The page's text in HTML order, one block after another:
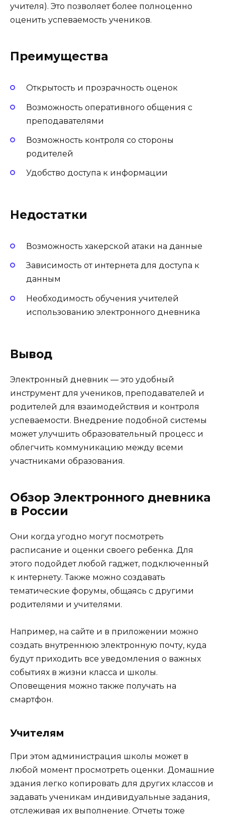
учителя). Это позволяет более полноценно
оценить успеваемость учеников.
Преимущества
Открытость и прозрачность оценок
Возможность оперативного общения с
преподавателями
Возможность контроля со стороны
родителей
Удобство доступа к информации
Недостатки
Возможность хакерской атаки на данные
Зависимость от интернета для доступа к
данным
Необходимость обучения учителей
использованию электронного дневника
Вывод
Электронный дневник — это удобный
инструмент для учеников, преподавателей и
родителей для взаимодействия и контроля
успеваемости. Внедрение подобной системы
может улучшить образовательный процесс и
облегчить коммуникацию между всеми
участниками образования.
Обзор Электронного дневника
в России
Они когда угодно могут посмотреть
расписание и оценки своего ребенка. Для
этого подойдет любой гаджет, подключенный
к интернету. Также можно создавать
тематические форумы, общаясь с другими
родителями и учителями.
Например, на сайте и в приложении можно
создать внутреннюю электронную почту, куда
будут приходить все уведомления о важных
событиях в жизни класса и школы.
Оповещения можно также получать на
смартфон.
Учителям
При этом администрация школы может в
любой момент просмотреть оценки. Домашние
здания легко копировать для других классов и
задавать ученикам индивидуальные задания,
отслеживая их выполнение. Отчеты тоже